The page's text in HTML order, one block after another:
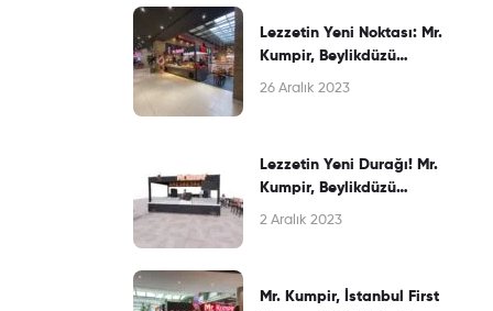
Lezzetin Yeni Noktası: Mr.
Kumpir, Beylikdüzü
Perlavista AVM’de
26 Aralık 2023
Lezzetin Yeni Durağı! Mr.
Kumpir, Beylikdüzü
Perlavista AVM’de Yepyeni
2 Aralık 2023
Mr. Kumpir, İstanbul First